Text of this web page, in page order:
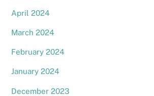
April 2024
March 2024
February 2024
January 2024
December 2023